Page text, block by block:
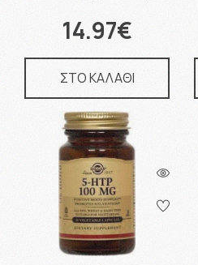
14.97€
ΣΤΟ ΚΑΛΑΘΙ